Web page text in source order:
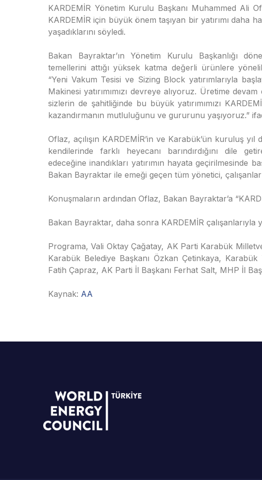
KARDEMİR Yönetim Kurulu Başkanı Muhammed Ali
KARDEMİR için büyük önem taşıyan bir yatırımı daha
yaşadıklarını söyledi.
Bakan Bayraktar’ın Yönetim Kurulu Başkanlığı
temellerini attığı yüksek katma değerli ürünlere
“Yeni Vakum Tesisi ve Sizing Block yatırımlarıyla
Makinesi yatırımımızı devreye alıyoruz. Üretime
sizlerin de şahitliğinde bu büyük yatırımımızı
kazandırmanın mutluluğunu ve gururunu yaşıyoruz.”
Oflaz, açılışın KARDEMİR’in ve Karabük’ün kuruluş
kendilerinde farklı heyecanı barındırdığını dile
edeceğine inandıkları yatırımın hayata geçirilmesinde
Bakan Bayraktar ile emeği geçen tüm yönetici,
Konuşmaların ardından Oflaz, Bakan Bayraktar’a
Bakan Bayraktar, daha sonra KARDEMİR çalışanlarıyla
Programa, Vali Oktay Çağatay, AK Parti Karabük
Karabük Belediye Başkanı Özkan Çetinkaya,
Fatih Çapraz, AK Parti İl Başkanı Ferhat Salt, MHP İl
Kaynak: AA